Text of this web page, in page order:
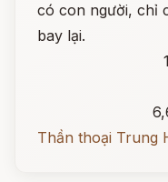
có con người, chỉ
bay lại.
Thần thoại Trung